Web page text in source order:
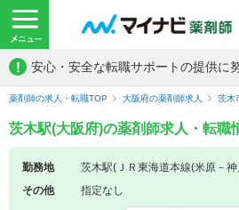
! 安心・安全な転職サポートの提供に
薬剤師の求人・転職TOP 大阪府の薬剤師求人 茨木
茨木駅(大阪府)の薬剤師求人・転職
勤務地
茨木駅(ＪＲ東海道本線(米原－
その他
指定なし